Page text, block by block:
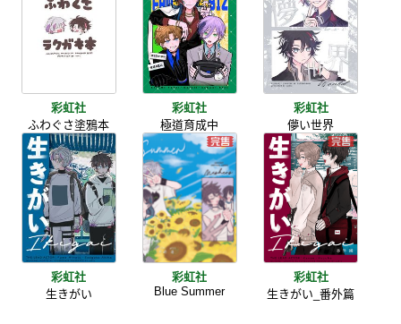
彩虹社
ふわぐさ塗鴉本
彩虹社
極道育成中
彩虹社
儚い世界
彩虹社
生きがい
彩虹社
Blue Summer
彩虹社
生きがい_番外篇